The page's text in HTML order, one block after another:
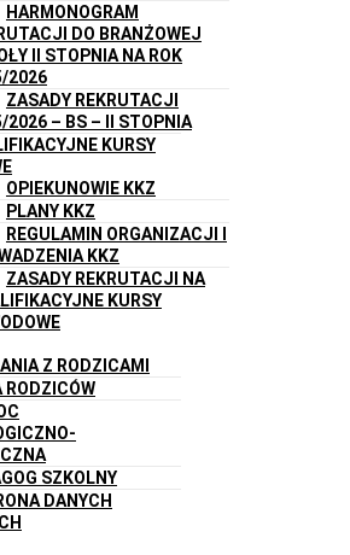
HARMONOGRAM
DO BRANŻOWEJ
II STOPNIA NA ROK
2026
ZASADY REKRUTACJI
2026 – BS – II STOPNIA
KURSY
OPIEKUNOWIE KKZ
PLANY KKZ
REGULAMIN ORGANIZACJI I
KKZ
ZASADY REKRUTACJI NA
KURSY
Z RODZICAMI
RODZICÓW
SZKOLNY
DANYCH